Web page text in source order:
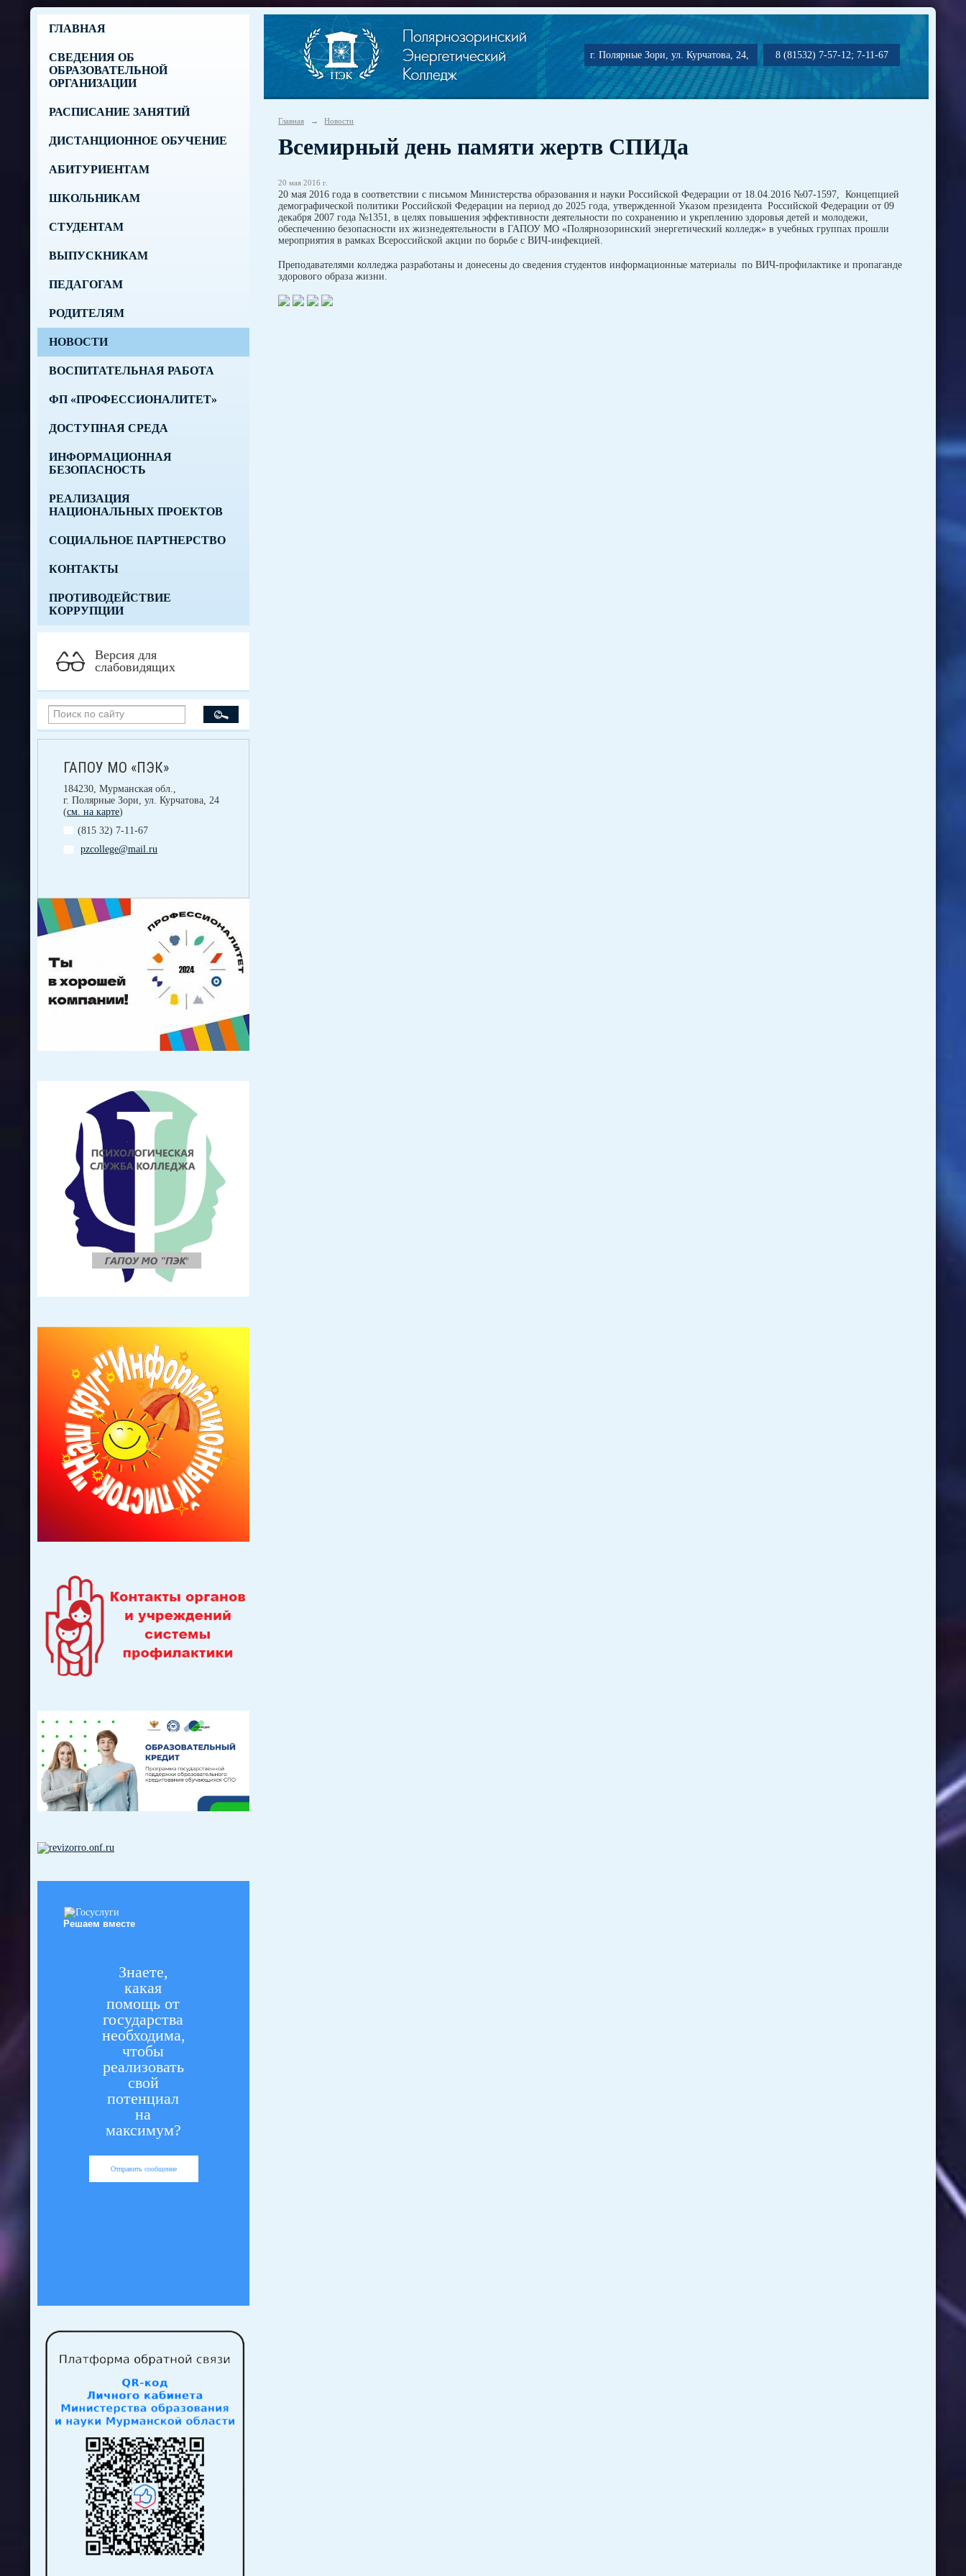
ГЛАВНАЯ
СВЕДЕНИЯ ОБ
ОБРАЗОВАТЕЛЬНОЙ
ОРГАНИЗАЦИИ
РАСПИСАНИЕ ЗАНЯТИЙ
ДИСТАНЦИОННОЕ ОБУЧЕНИЕ
АБИТУРИЕНТАМ
ШКОЛЬНИКАМ
СТУДЕНТАМ
ВЫПУСКНИКАМ
ПЕДАГОГАМ
РОДИТЕЛЯМ
НОВОСТИ
ВОСПИТАТЕЛЬНАЯ РАБОТА
ФП «ПРОФЕССИОНАЛИТЕТ»
ДОСТУПНАЯ СРЕДА
ИНФОРМАЦИОННАЯ
БЕЗОПАСНОСТЬ
РЕАЛИЗАЦИЯ
НАЦИОНАЛЬНЫХ ПРОЕКТОВ
СОЦИАЛЬНОЕ ПАРТНЕРСТВО
КОНТАКТЫ
ПРОТИВОДЕЙСТВИЕ
КОРРУПЦИИ
Версия для
слабовидящих
ГАПОУ МО «ПЭК»
184230, Мурманская обл.,
г. Полярные Зори, ул. Курчатова, 24
(см. на карте)
(815 32) 7-11-67
pzcollege@mail.ru
Решаем вместе
Знаете,
какая
помощь от
государства
необходима,
чтобы
реализовать
свой
потенциал
на
максимум?
Отправить сообщение
г. Полярные Зори, ул. Курчатова, 24, 8 (81532) 7-57-12; 7-11-67
Главная → Новости
Всемирный день памяти жертв СПИДа
20 мая 2016 г.
20 мая 2016 года в соответствии с письмом Министерства образования и науки Российской Федерации от 18.04.2016 №07-1597, Концепцией
демографической политики Российской Федерации на период до 2025 года, утвержденной Указом президента Российской Федерации от 09
декабря 2007 года №1351, в целях повышения эффективности деятельности по сохранению и укреплению здоровья детей и молодежи,
обеспечению безопасности их жизнедеятельности в ГАПОУ МО «Полярнозоринский энергетический колледж» в учебных группах прошли
мероприятия в рамках Всероссийской акции по борьбе с ВИЧ-инфекцией.
Преподавателями колледжа разработаны и донесены до сведения студентов информационные материалы по ВИЧ-профилактике и пропаганде
здорового образа жизни.